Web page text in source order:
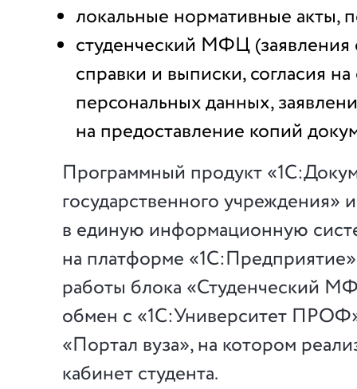
локальные нормативные акты,
студенческий МФЦ (заявления
справки и выписки, согласия
персональных данных,
на предоставление копий
Программный продукт
государственного учреждения»
в единую информационную
на платформе
работы блока «Студенческий
обмен с «1С:Университет
«Портал вуза», на котором
кабинет студента.